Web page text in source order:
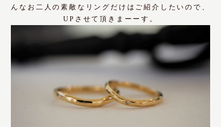
んなお二人の素敵なリングだけはご紹介したいので、
UPさせて頂きまーーす。